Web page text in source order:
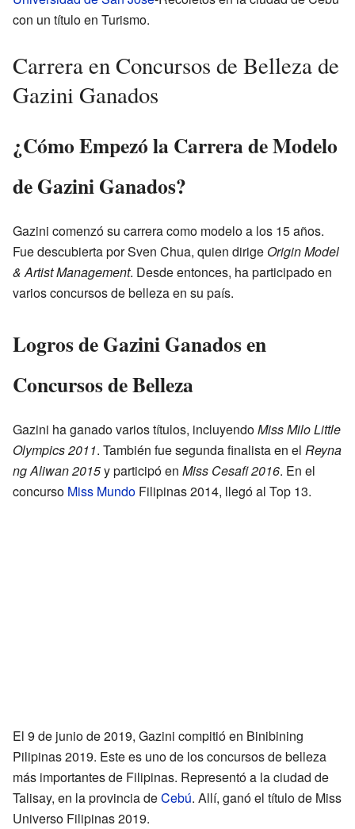
con un título en Turismo.
Carrera en Concursos de Belleza de
Gazini Ganados
¿Cómo Empezó la Carrera de Modelo
de Gazini Ganados?
Gazini comenzó su carrera como modelo a los 15 años.
Fue descubierta por Sven Chua, quien dirige Origin Model
& Artist Management. Desde entonces, ha participado en
varios concursos de belleza en su país.
Logros de Gazini Ganados en
Concursos de Belleza
Gazini ha ganado varios títulos, incluyendoMiss Milo Little
Olympics 2011. También fue segunda finalista en el Reyna
ng Aliwan 2015y participó en Miss Cesafi 2016. En el
concurso Miss Mundo Filipinas 2014, llegó al Top 13.
El 9 de junio de 2019, Gazini compitió en Binibining
Pilipinas 2019. Este es uno de los concursos de belleza
más importantes de Filipinas. Representó a la ciudad de
Talisay, en la provincia deCebú. Allí, ganó el título de Miss
Universo Filipinas 2019.